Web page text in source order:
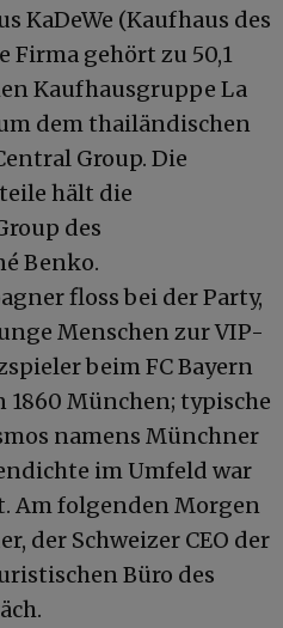
KaDeWe (Kaufhaus des
Firma gehört zu 50,1
Kaufhausgruppe La
dem thailändischen
Group. Die
hält die
des
Benko.
floss bei der Party,
Menschen zur VIP-
beim FC Bayern
1860 München; typische
namens Münchner
im Umfeld war
Am folgenden Morgen
der Schweizer CEO der
Büro des